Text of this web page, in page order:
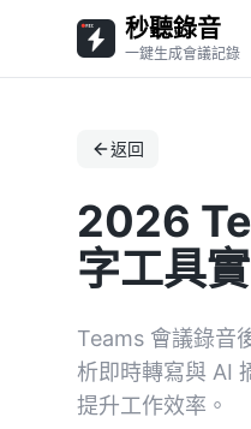
秒聽錄音
一鍵生成會議記錄
返回
2026
字工具
Teams 會議錄音
析即時轉寫與 AI
提升工作效率。